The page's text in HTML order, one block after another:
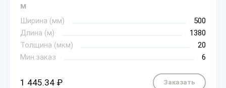
м
Ширина (мм)
500
Длина (м)
1380
Толщина (мкм)
20
Мин.заказ
6
1 445.34 ₽ Заказать